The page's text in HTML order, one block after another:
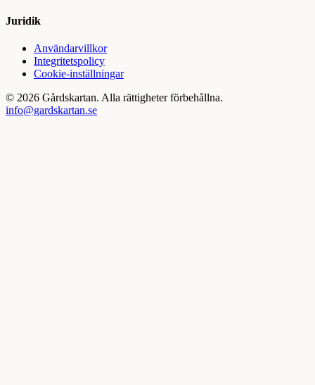
Juridik
Användarvillkor
Integritetspolicy
Cookie-inställningar
© 2026 Gårdskartan. Alla rättigheter förbehållna.
info@gardskartan.se